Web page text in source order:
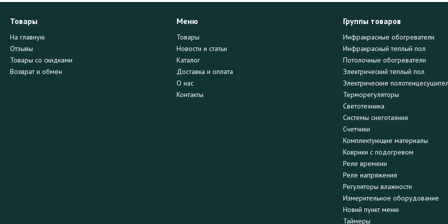
Товары
На главную
Отзывы
Товары со скидками
Возврат и обмен
Меню
Товары
Новости и статьи
Каталог
Доставка и оплата
О нас
Контакты
Группы товаров
Инфракрасные обогреватели
Инфракрасный теплый пол
Потолочные обогреватели
Электрический теплый пол
Электрические
Терморегуляторы
Светотехника
Системы снеготаяния
Счетчики
Комплектующие материалы
Коврики с подогревом
Реле времени
Реле напряжения
Регуляторы влажности
Измерительное оборудование
Новий пункт меню
Таймеры